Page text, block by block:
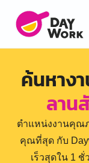
ค้นหาง
ลาน
ตำแหน่งงานคุณ
คุณที่สุด กับ
เร็วสุดใน 1